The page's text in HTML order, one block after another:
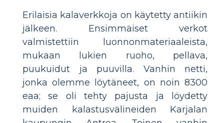
Erilaisia ​​kalaverkkoja on käytetty antiikin
jälkeen. Ensimmäiset verkot
valmistettiin luonnonmateriaaleista,
mukaan lukien ruoho, pellava,
puukuidut ja puuvilla. Vanhin netti,
jonka olemme löytäneet, on noin 8300
eaa; se oli tehty pajusta ja löydetty
muiden kalastusvälineiden Karjalan